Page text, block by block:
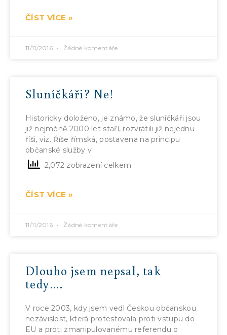
ČÍST VÍCE »
11/11/2016 Žádné komentáře
Sluníčkáři? Ne!
Historicky doloženo, je známo, že sluníčkáři jsou
již nejméně 2000 let staří, rozvrátili již nejednu
říši, viz. Říše římská, postavena na principu
občanské služby v
2,072 zobrazení celkem
ČÍST VÍCE »
11/11/2016 Žádné komentáře
Dlouho jsem nepsal, tak
tedy….
V roce 2003, kdy jsem vedl Českou občanskou
nezávislost, která protestovala proti vstupu do
EU a proti zmanipulovanému referendu o